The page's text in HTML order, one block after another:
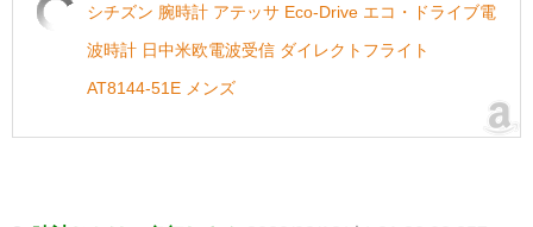
シチズン 腕時計 アテッサ Eco-Drive エコ・ドライブ電
波時計 日中米欧電波受信 ダイレクトフライト
AT8144-51E メンズ